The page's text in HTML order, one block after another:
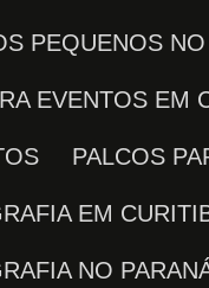
PEQUENOS
EVENTOS EM
PALCOS
EM
NO